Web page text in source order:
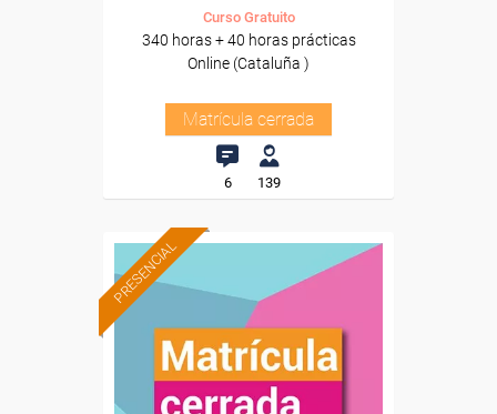
Curso Gratuito
340 horas + 40 horas prácticas
Online (Cataluña )
Matrícula cerrada
6 139
PRESENCIAL